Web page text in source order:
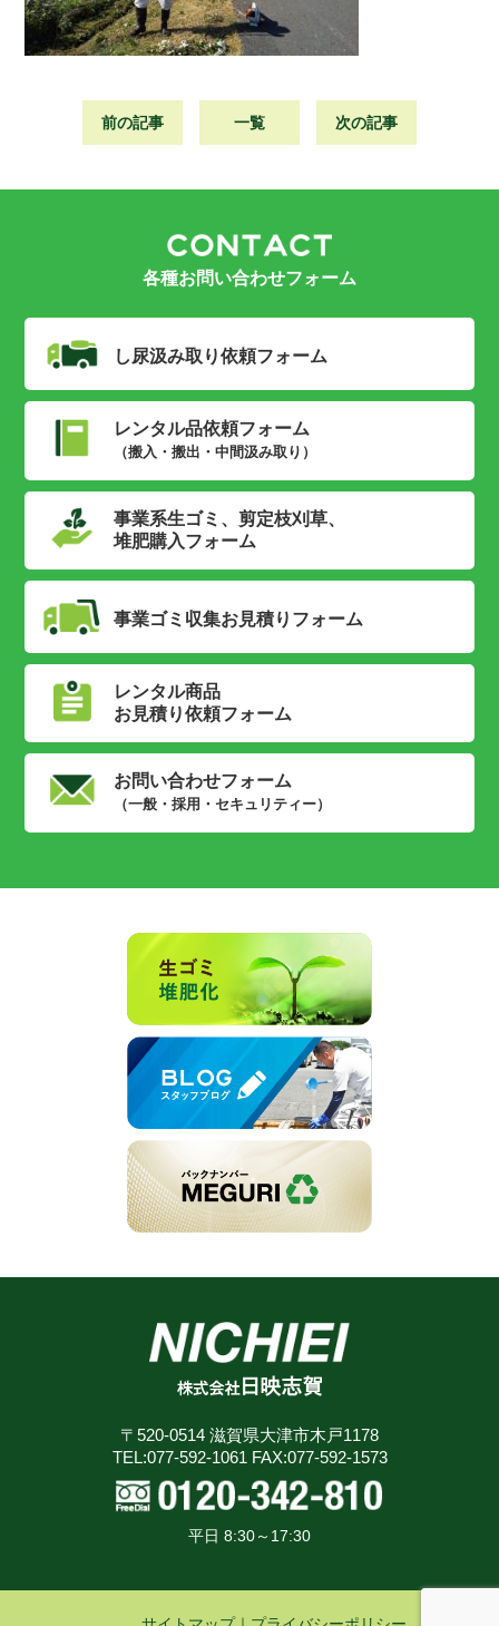
前の記事 一覧 次の記事
各種お問い合わせフォーム
し尿汲み取り依頼フォーム
レンタル品依頼フォーム
（搬入・搬出・中間汲み取り）
事業系生ゴミ、剪定枝刈草、
堆肥購入フォーム
事業ゴミ収集お見積りフォーム
レンタル商品
お見積り依頼フォーム
お問い合わせフォーム
（一般・採用・セキュリティー）
〒520-0514 滋賀県大津市木戸1178
TEL:077-592-1061 FAX:077-592-1573
平日 8:30～17:30